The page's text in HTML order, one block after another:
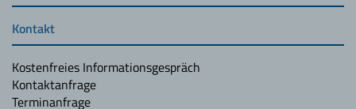
Kontakt
Kostenfreies Informationsgespräch
Kontaktanfrage
Terminanfrage